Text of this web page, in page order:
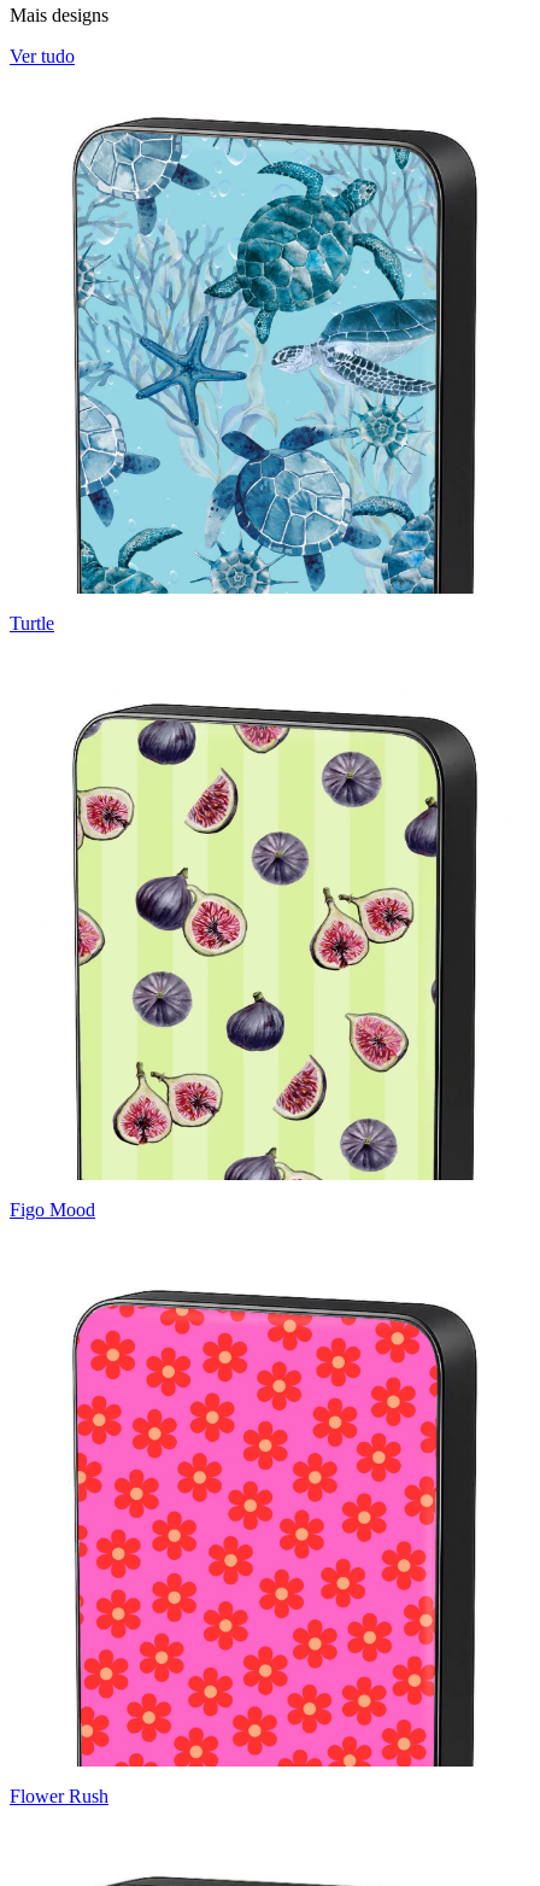
Mais designs
Ver tudo
Turtle
Figo Mood
Flower Rush